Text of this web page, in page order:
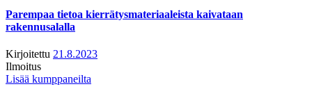
Parempaa tietoa kierrätysmateriaaleista kaivataan
rakennusalalla
Kirjoitettu 21.8.2023
Ilmoitus
Lisää kumppaneilta